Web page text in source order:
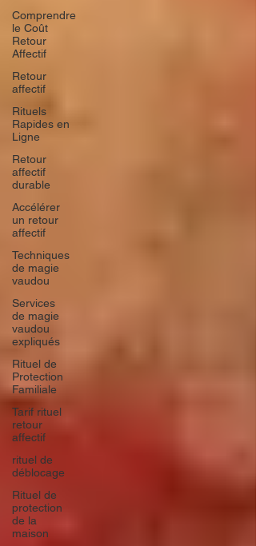
Comprendre
le Coût
Retour
Affectif
Retour
affectif
Rituels
Rapides en
Ligne
Retour
affectif
durable
Accélérer
un retour
affectif
Techniques
de magie
vaudou
Services
de magie
vaudou
expliqués
Rituel de
Protection
Familiale
Tarif rituel
retour
affectif
rituel de
déblocage
Rituel de
protection
de la
maison